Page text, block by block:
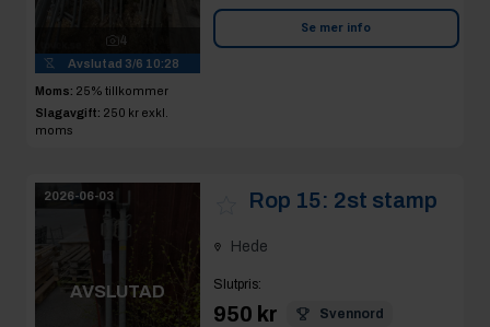
4
Avslutad 3/6 10:28
Moms: 25% tillkommer
Slagavgift: 250 kr exkl.
moms
Se mer info
2026-06-03
AVSLUTAD
Rop 15: 2st stamp
Hede
Slutpris:
950 kr Svennord